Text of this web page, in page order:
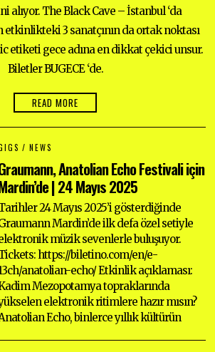
2
alıyor. The Black Cave – İstanbul ‘da
etkinlikteki 3 sanatçının da ortak noktası
etiketi gece adına en dikkat çekici unsur.
Biletler BUGECE ‘de.
READ MORE
/ NEWS
Anatolian Echo Festivali için
| 24 Mayıs 2025
24 Mayıs 2025’i gösterdiğinde
Mardin’de ilk defa özel setiyle
müzik sevenlerle buluşuyor.
https://biletino.com/en/e-
anatolian-echo/ Etkinlik açıklaması:
Mezopotamya topraklarında
elektronik ritimlere hazır mısın?
Echo, binlerce yıllık kültürün